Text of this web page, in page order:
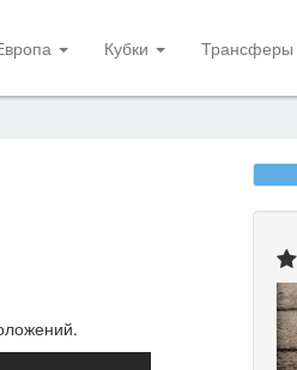
Кубки Трансферы